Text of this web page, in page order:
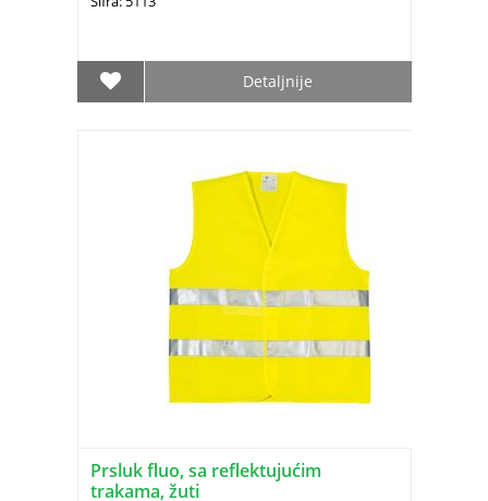
Detaljnije
Prsluk fluo, sa reflektujućim
trakama, žuti